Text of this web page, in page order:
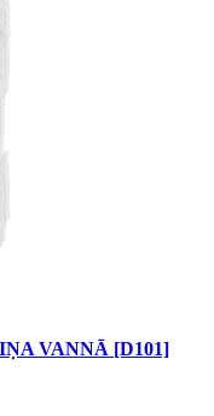
VANNĀ [D101]